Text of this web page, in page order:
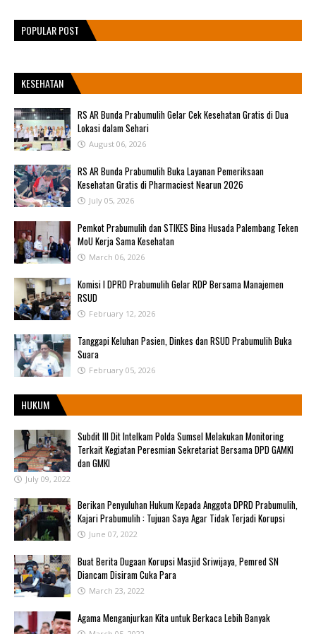
POPULAR POST
KESEHATAN
RS AR Bunda Prabumulih Gelar Cek Kesehatan Gratis di Dua
Lokasi dalam Sehari
August 06, 2026
RS AR Bunda Prabumulih Buka Layanan Pemeriksaan
Kesehatan Gratis di Pharmaciest Nearun 2026
July 05, 2026
Pemkot Prabumulih dan STIKES Bina Husada Palembang Teken
MoU Kerja Sama Kesehatan
March 06, 2026
Komisi I DPRD Prabumulih Gelar RDP Bersama Manajemen
RSUD
February 12, 2026
Tanggapi Keluhan Pasien, Dinkes dan RSUD Prabumulih Buka
Suara
February 05, 2026
HUKUM
Subdit III Dit Intelkam Polda Sumsel Melakukan Monitoring
Terkait Kegiatan Peresmian Sekretariat Bersama DPD GAMKI
dan GMKI
July 09, 2022
Berikan Penyuluhan Hukum Kepada Anggota DPRD Prabumulih,
Kajari Prabumulih : Tujuan Saya Agar Tidak Terjadi Korupsi
June 07, 2022
Buat Berita Dugaan Korupsi Masjid Sriwijaya, Pemred SN
Diancam Disiram Cuka Para
March 23, 2022
Agama Menganjurkan Kita untuk Berkaca Lebih Banyak